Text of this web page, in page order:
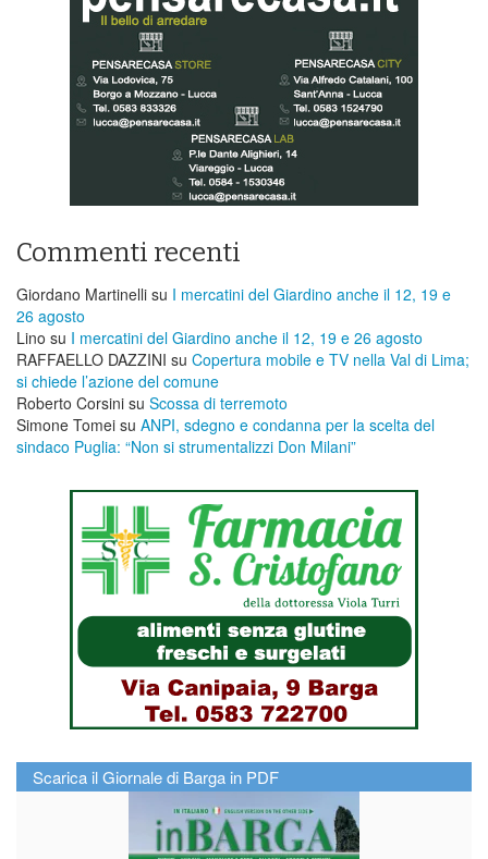
Commenti recenti
Giordano Martinelli su I mercatini del Giardino anche il 12, 19 e
26 agosto
Lino su I mercatini del Giardino anche il 12, 19 e 26 agosto
RAFFAELLO DAZZINI su ​Copertura mobile e TV nella Val di Lima;
si chiede l’azione del comune
Roberto Corsini su Scossa di terremoto
Simone Tomei su ANPI, sdegno e condanna per la scelta del
sindaco Puglia: “Non si strumentalizzi Don Milani”
Scarica il Giornale di Barga in PDF